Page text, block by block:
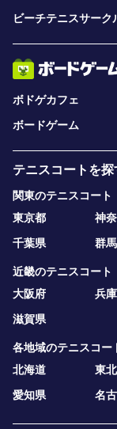
ビーチテニスサーク
ボドゲカフェ
ボードゲーム
テニスコートを探
関東のテニスコート
東京都
神
千葉県
群
近畿のテニスコート
大阪府
兵
滋賀県
各地域のテニスコー
北海道
東北
愛知県
名